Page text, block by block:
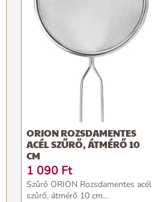
ORION ROZSDAMENTES
ACÉL SZŰRŐ, ÁTMÉRŐ 10
CM
1 090 Ft
Szűrő ORION Rozsdamentes acél
szűrő, átmérő 10 cm...